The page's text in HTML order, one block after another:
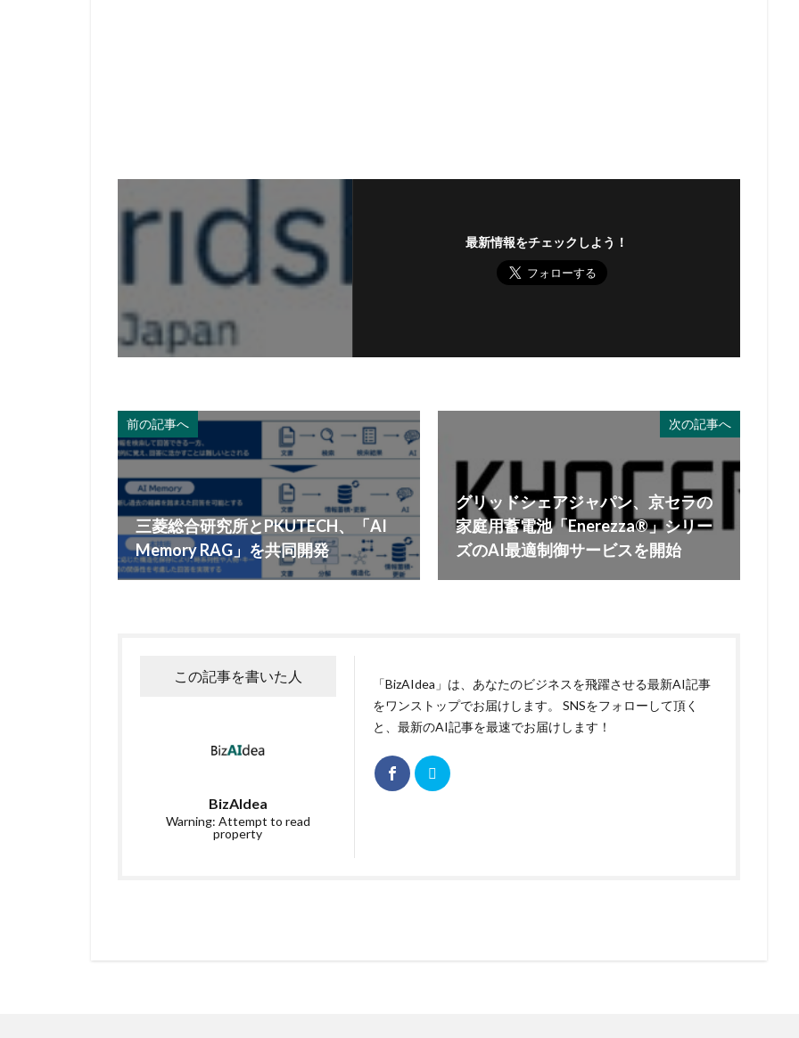
最新情報をチェックしよう！
前の記事へ
三菱総合研究所とPKUTECH、「AI
Memory RAG」を共同開発
次の記事へ
グリッドシェアジャパン、京セラの
家庭用蓄電池「Enerezza®」シリー
ズのAI最適制御サービスを開始
この記事を書いた人
BizAIdea
Warning: Attempt to read
property
「BizAIdea」は、あなたのビジネスを飛躍させる最新AI記事
をワンストップでお届けします。 SNSをフォローして頂く
と、最新のAI記事を最速でお届けします！